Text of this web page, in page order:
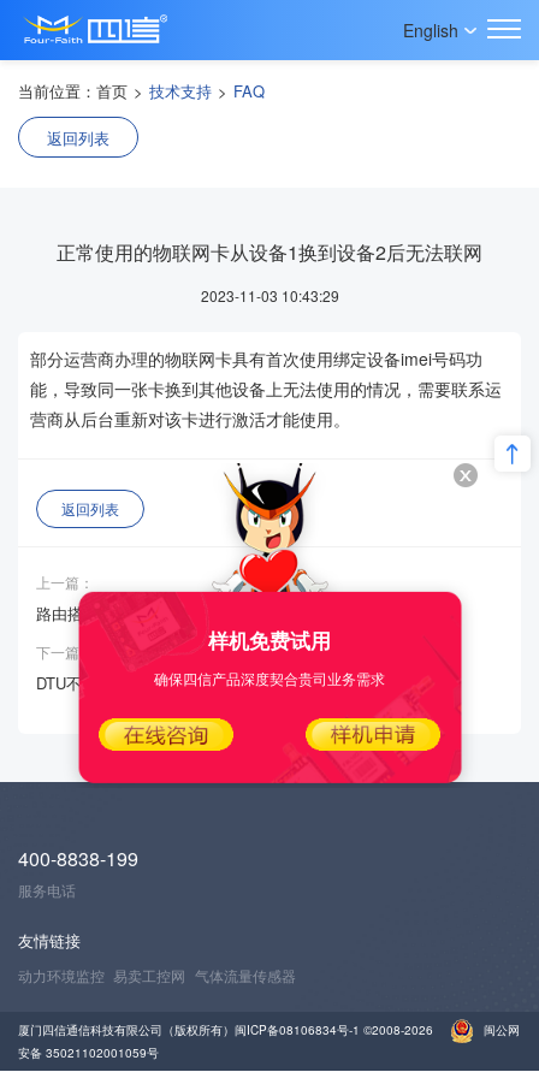
English
当前位置： 首页 > 技术支持 > FAQ
返回列表
正常使用的物联网卡从设备1换到设备2后无法联网
2023-11-03 10:43:29
部分运营商办理的物联网卡具有首次使用绑定设备imei号码功
能，导致同一张卡换到其他设备上无法使用的情况，需要联系运
营商从后台重新对该卡进行激活才能使用。
返回列表
上一篇：
路由搭建VPN连不上
下一篇：
DTU不上线
400-8838-199
服务电话
友情链接
动力环境监控 易卖工控网 气体流量传感器
厦门四信通信科技有限公司（版权所有） 闽ICP备08106834号-1 ©2008-2026
闽公网
安备 35021102001059号
样机免费试用
确保四信产品深度契合贵司业务需求